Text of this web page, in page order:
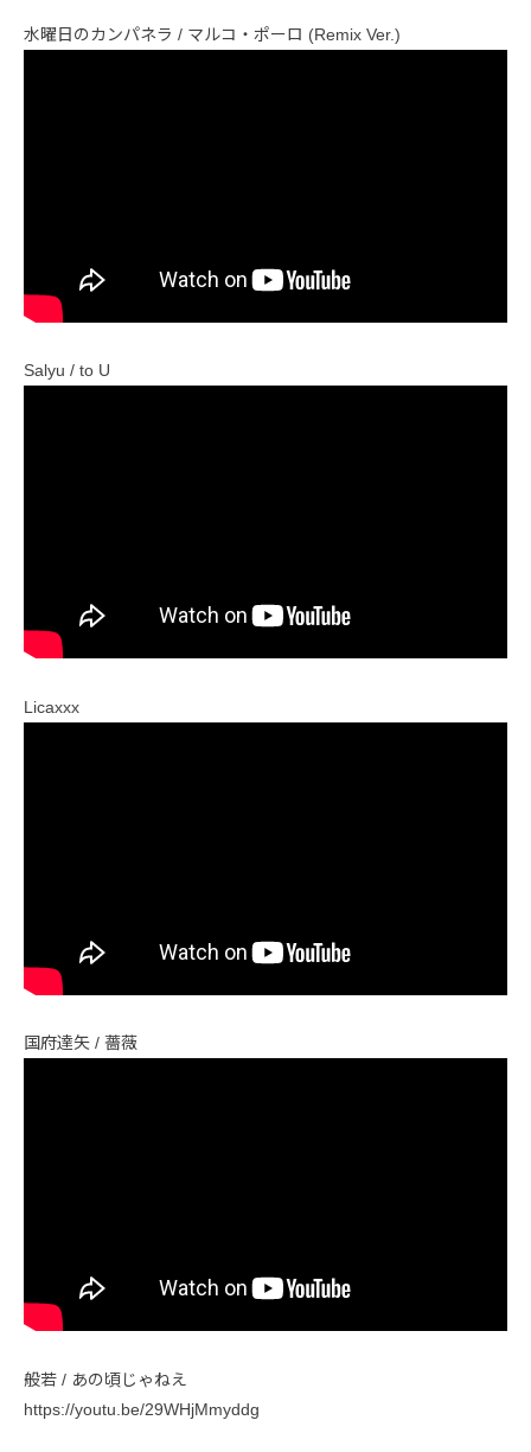
水曜日のカンパネラ / マルコ・ポーロ (Remix Ver.)
Salyu / to U
Licaxxx
国府達矢 / 薔薇
般若 / あの頃じゃねえ
https://youtu.be/29WHjMmyddg